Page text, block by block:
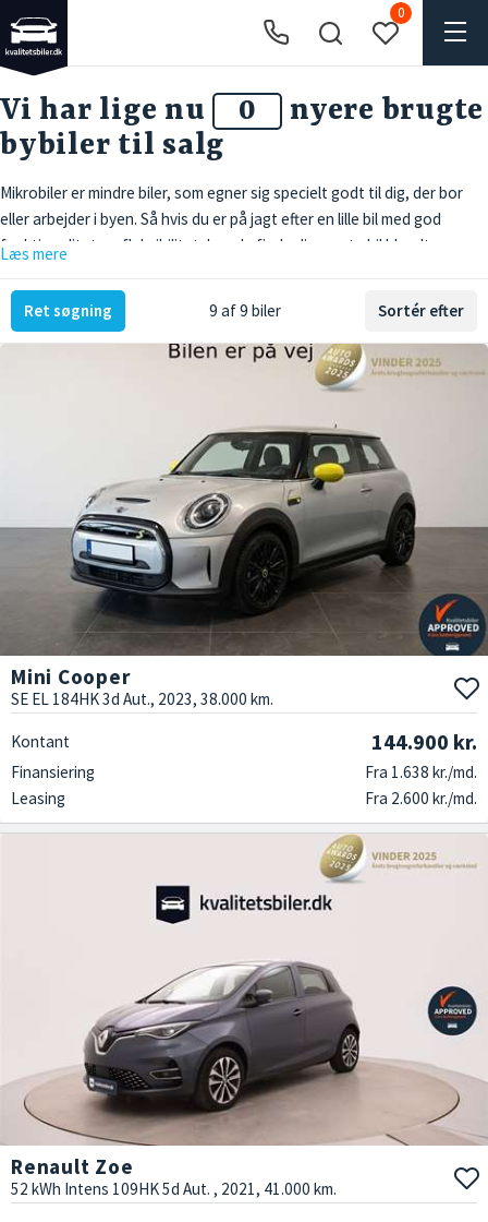
0
Vi har lige nu
nyere brugte
bybiler til salg
Mikrobiler er mindre biler, som egner sig specielt godt til dig, der bor
eller arbejder i byen. Så hvis du er på jagt efter en lille bil med god
funktionalitet og fleksibilitet, kan du finde din næste bil blandt vores
Læs mere
Ret søgning 9 af 9 biler Sortér efter
Mini Cooper
SE EL 184HK 3d Aut., 2023, 38.000 km.
Kontant 144.900 kr.
Finansiering
Fra 1.638 kr./md.
Leasing
Fra 2.600 kr./md.
Renault Zoe
52 kWh Intens 109HK 5d Aut. , 2021, 41.000 km.